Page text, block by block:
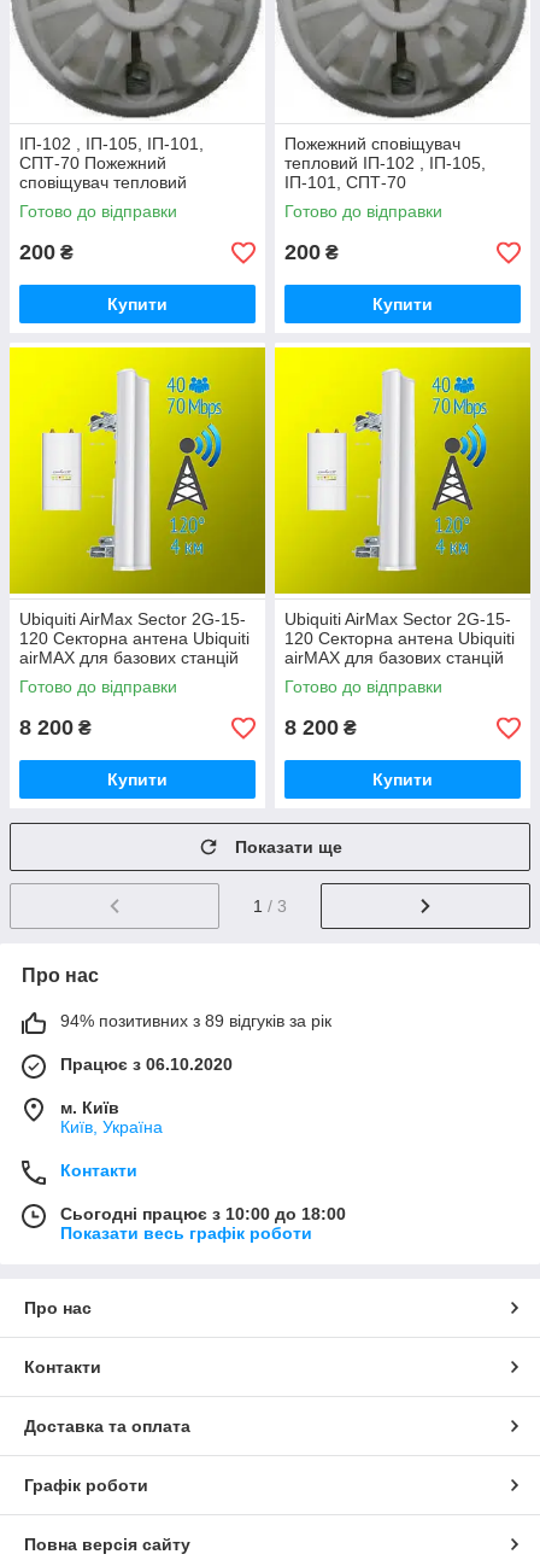
ІП-102 , ІП-105, ІП-101,
СПТ-70 Пожежний
сповіщувач тепловий
Готово до відправки
200 ₴
Купити
Пожежний сповіщувач
тепловий ІП-102 , ІП-105,
ІП-101, СПТ-70
Готово до відправки
200 ₴
Купити
Ubiquiti AirMax Sector 2G-15-
120 Секторна антена Ubiquiti
airMAX для базових станцій
Готово до відправки
8 200 ₴
Купити
Ubiquiti AirMax Sector 2G-15-
120 Секторна антена Ubiquiti
airMAX для базових станцій
Готово до відправки
8 200 ₴
Купити
Показати ще
1 / 3
Про нас
94% позитивних з 89 відгуків за рік
Працює з 06.10.2020
м. Київ
Київ, Україна
Контакти
Сьогодні працює з 10:00 до 18:00
Показати весь графік роботи
Про нас
Контакти
Доставка та оплата
Графік роботи
Повна версія сайту